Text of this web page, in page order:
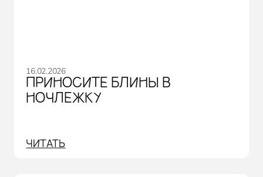
16.02.2026
ПРИНОСИТЕ БЛИНЫ В
НОЧЛЕЖКУ
ЧИТАТЬ